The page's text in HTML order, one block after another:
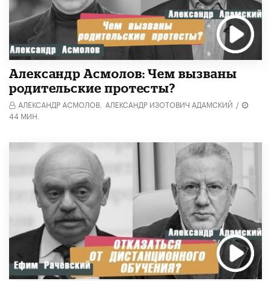
Александр Асмолов: Чем вызваны
родительские протесты?
АЛЕКСАНДР АСМОЛОВ, АЛЕКСАНДР ИЗОТОВИЧ АДАМСКИЙ /
44 МИН.